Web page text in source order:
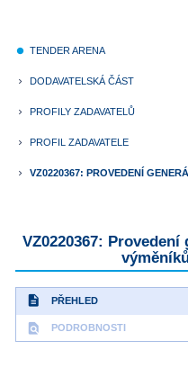
fiber_manual_record TENDER ARENA
keyboard_arrow_right DODAVATELSKÁ ČÁST
keyboard_arrow_right PROFILY ZADAVATELŮ
keyboard_arrow_right PROFIL ZADAVATELE
keyboard_arrow_right VZ0220367: PROVEDENÍ
VZ0220367:
description PŘEHLED
find_in_page PODROBNOSTI